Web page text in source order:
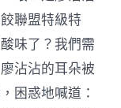
聯盟特級特
味了？我們需
沾沾的耳朵被
困惑地喊道：